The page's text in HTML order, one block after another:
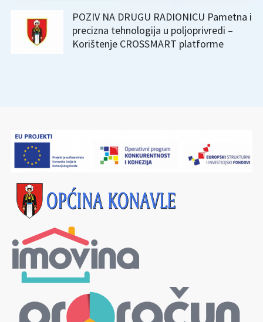
POZIV NA DRUGU RADIONICU Pametna i
precizna tehnologija u poljoprivredi –
Korištenje CROSSMART platforme